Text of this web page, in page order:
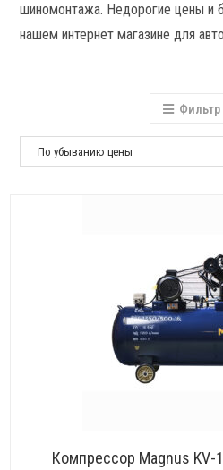
шиномонтажа. Недорогие цены и
нашем интернет магазине для
Фильтр
Компрессор Magnus